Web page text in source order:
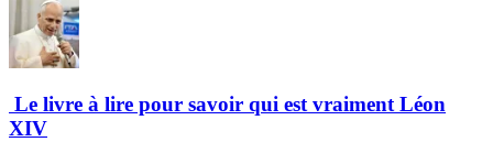
Le livre à lire pour savoir qui est vraiment Léon
XIV